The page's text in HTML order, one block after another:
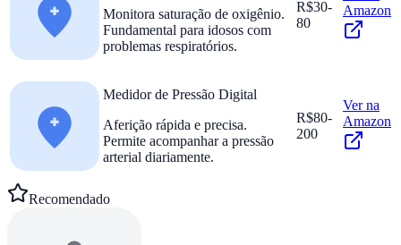
Monitora saturação de oxigênio.
Fundamental para idosos com
problemas respiratórios.
R$30-
80
Amazon
Medidor de Pressão Digital
Aferição rápida e precisa.
Permite acompanhar a pressão
arterial diariamente.
R$80-
200
Ver na
Amazon
Recomendado